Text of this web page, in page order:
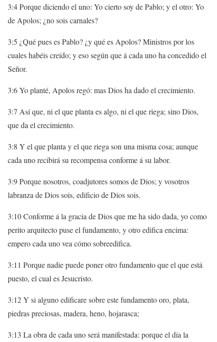
3:4 Porque diciendo el uno: Yo cierto soy de Pablo; y el otro: Yo
de Apolos; ¿no sois carnales?
3:5 ¿Qué pues es Pablo? ¿y qué es Apolos? Ministros por los
cuales habéis creído; y eso según que á cada uno ha concedido el
Señor.
3:6 Yo planté, Apolos regó: mas Dios ha dado el crecimiento.
3:7 Así que, ni el que planta es algo, ni el que riega; sino Dios,
que da el crecimiento.
3:8 Y el que planta y el que riega son una misma cosa; aunque
cada uno recibirá su recompensa conforme á su labor.
3:9 Porque nosotros, coadjutores somos de Dios; y vosotros
labranza de Dios sois, edificio de Dios sois.
3:10 Conforme á la gracia de Dios que me ha sido dada, yo como
perito arquitecto puse el fundamento, y otro edifica encima:
empero cada uno vea cómo sobreedifica.
3:11 Porque nadie puede poner otro fundamento que el que está
puesto, el cual es Jesucristo.
3:12 Y si alguno edificare sobre este fundamento oro, plata,
piedras preciosas, madera, heno, hojarasca;
3:13 La obra de cada uno será manifestada: porque el día la